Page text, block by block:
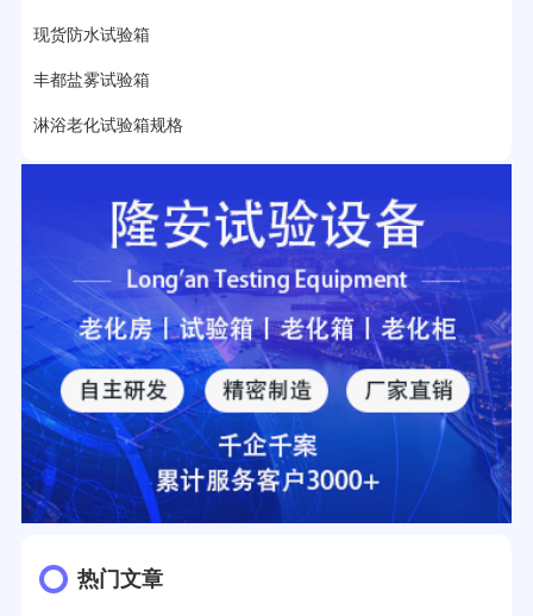
现货防水试验箱
丰都盐雾试验箱
淋浴老化试验箱规格
热门文章